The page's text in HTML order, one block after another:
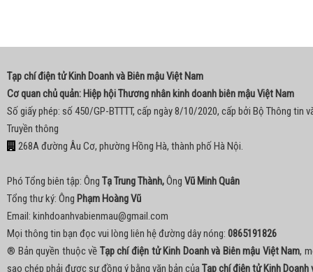
Tạp chí điện tử Kinh Doanh và Biên mậu Việt Nam
Cơ quan chủ quản: Hiệp hội Thương nhân kinh doanh biên mậu Việt Nam
Số giấy phép: số 450/GP-BTTTT, cấp ngày 8/10/2020, cấp bởi Bộ Thông tin
Truyền thông
268A đường Âu Cơ, phường Hồng Hà, thành phố Hà Nội.
Phó Tổng biên tập: Ông Tạ Trung Thành,Ông Vũ Minh Quân
Tổng thư ký: Ông Phạm Hoàng Vũ
Email: kinhdoanhvabienmau@gmail.com
Mọi thông tin bạn đọc vui lòng liên hệ đường dây nóng: 0865191826
® Bản quyền thuộc về Tạp chí điện tử Kinh Doanh và Biên mậu Việt Nam,
sao chép phải được sự đồng ý bằng văn bản củaTạp chí điện tử Kinh Doanh